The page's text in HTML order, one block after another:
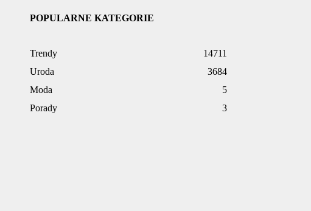
POPULARNE KATEGORIE
Trendy
14711
Uroda
3684
Moda
5
Porady
3